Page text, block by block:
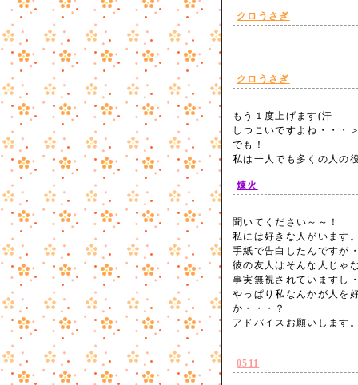
クロうさぎ
クロうさぎ
もう１度上げます(汗
しつこいですよね・・・
でも！
私は一人でも多くの人
煉火
聞いてください～～！
私には好きな人がいます
手紙で告白したんですが
彼の友人はそんな人じゃ
事実無視されていますし
やっぱり私なんかが人を
か・・・？
アドバイスお願いします
0511